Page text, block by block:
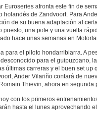
Euroseries afronta este fin de
holandés de Zandvoort. Para
de su buena adaptación al
puesto, una pole y una vuelta
hace unas semanas en
para el piloto hondarribiarra. A
para el guipuzoano,
últimas carreras y el buen set up
Ander Vilariño contará de
Thievin, ahora en segunda
con los primeros
hasta el lunes aprovechando